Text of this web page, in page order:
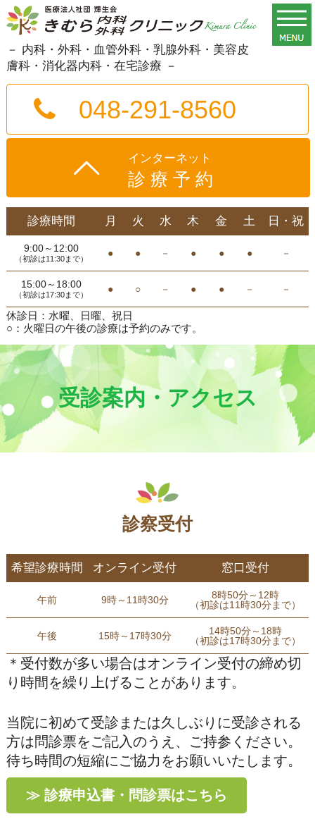
－ 内科・外科・血管外科・乳腺外科・美容皮
膚科・消化器内科・在宅診療 －
048-291-8560
インターネット
診療予約
診療時間 月 火 水 木 金 土 日・祝
9:00～12:00
（初診は11:30まで） ● ● － ● ● ● －
15:00～18:00
（初診は17:30まで） ● ○ － ● ● － －
休診日：水曜、日曜、祝日
○：火曜日の午後の診療は予約のみです。
受診案内・アクセス
診察受付
希望診療時間 オンライン受付 窓口受付
午前 9時～11時30分
8時50分～12時
（初診は11時30分まで）
午後 15時～17時30分
14時50分～18時
（初診は17時30分まで）
＊受付数が多い場合はオンライン受付の締め切
り時間を繰り上げることがあります。
当院に初めて受診または久しぶりに受診される
方は問診票をご記入のうえ、ご持参ください。
待ち時間の短縮にご協力をお願いいたします。
≫ 診療申込書・問診票はこちら